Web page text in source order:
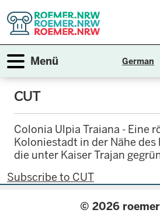
to
main
content
Toggle navigation
Menü German
CUT
Colonia Ulpia Traiana - Eine
Koloniestadt in der Nähe
die unter Kaiser Trajan
Subscribe to CUT
© 2026